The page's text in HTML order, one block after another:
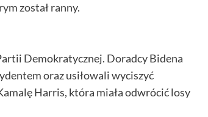
został ranny.
Demokratycznej. Doradcy Bidena
oraz usiłowali wyciszyć
Harris, która miała odwrócić losy